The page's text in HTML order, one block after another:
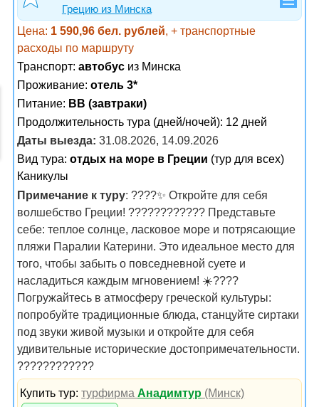
Грецию из Минска
Цена: 1 590,96 бел. рублей, + транспортные
расходы по маршруту
Транспорт: автобус из Минска
Проживание: отель 3*
Питание: BB (завтраки)
Продолжительность тура (дней/ночей): 12 дней
Даты выезда: 31.08.2026, 14.09.2026
Вид тура: отдых на море в Греции (тур для всех)
Каникулы
Примечание к туру: ????✨ Откройте для себя
волшебство Греции! ???????????? Представьте
себе: теплое солнце, ласковое море и потрясающие
пляжи Паралии Катерини. Это идеальное место для
того, чтобы забыть о повседневной суете и
насладиться каждым мгновением! ☀️????️
Погружайтесь в атмосферу греческой культуры:
попробуйте традиционные блюда, станцуйте сиртаки
под звуки живой музыки и откройте для себя
удивительные исторические достопримечательности.
????????️????
Купить тур:турфирмаАнадимтур (Минск)